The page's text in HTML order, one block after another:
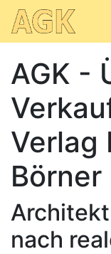
AGK -
Verlag
Börner
nach